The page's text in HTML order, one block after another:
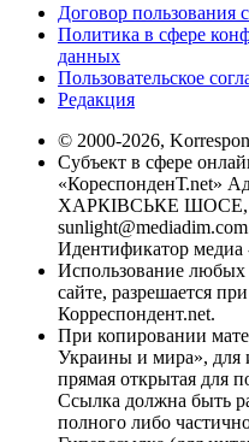
Договор пользования
Политика в сфере
данных
Пользовательское
Редакция
© 2000-2026,
Субъект в сфере
«КореспонденТ.net»
ХАРКІВСЬКЕ ШОСЕ,
Идентификатор медиа
Использование
сайте, разрешается
Корреспондент.net.
При копировании
Украины и мира», для
прямая открытая для
Ссылка должна быть
полного либо